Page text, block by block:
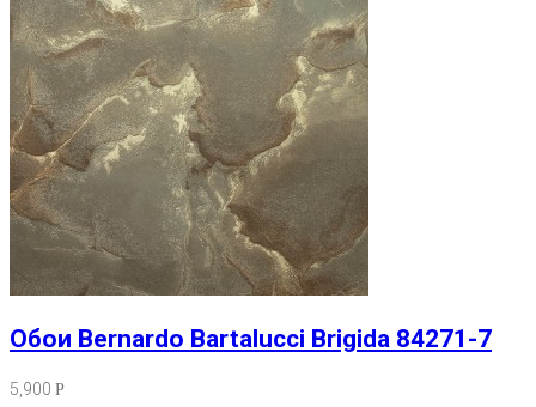
Обои Bernardo Bartalucci Brigida 84271-7
5,900 Р